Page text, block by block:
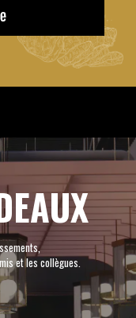
et les collègues.